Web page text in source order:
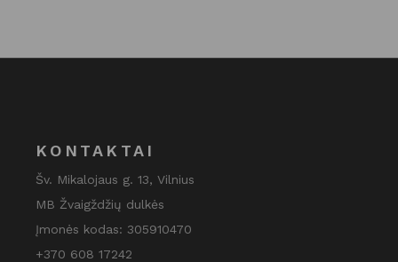
KONTAKTAI
Šv. Mikalojaus g. 13, Vilnius
MB Žvaigždžių dulkės
Įmonės kodas: 305910470
+370 608 17242